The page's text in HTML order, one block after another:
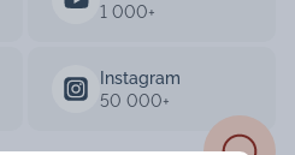
1 000+
Instagram
50 000+